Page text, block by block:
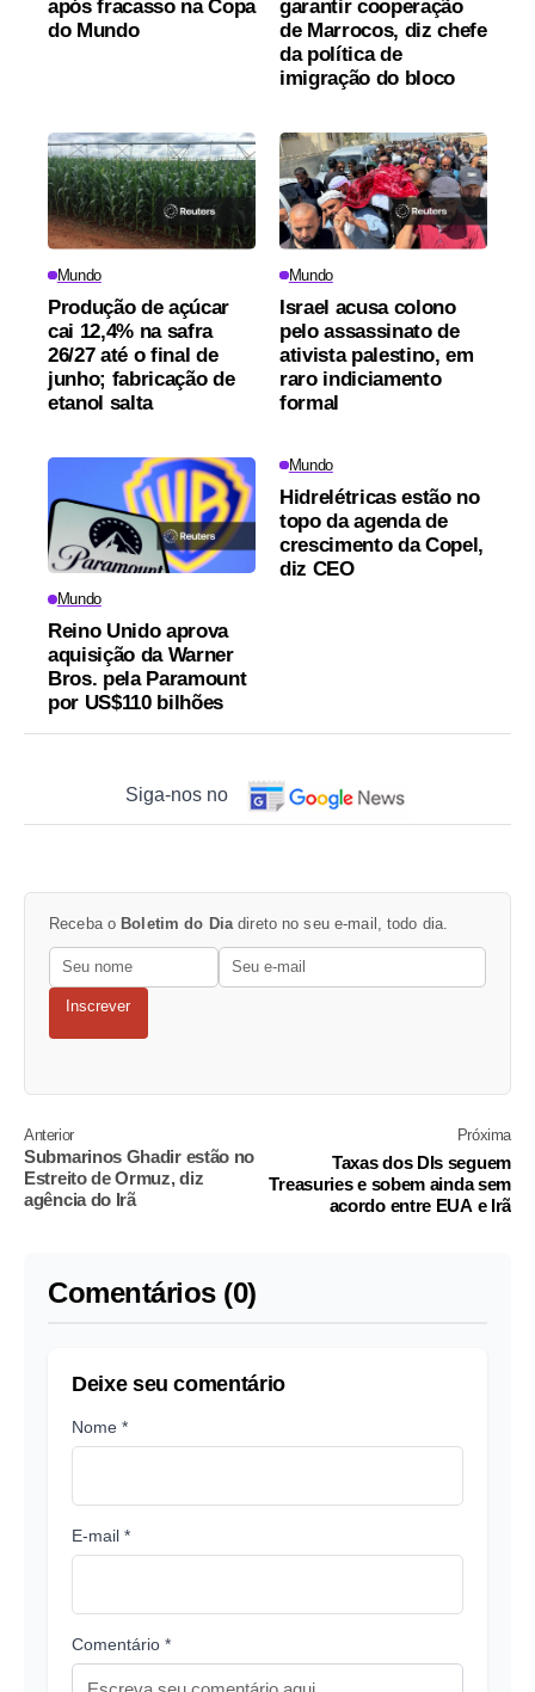
após fracasso na Copa
do Mundo
garantir cooperação
de Marrocos, diz chefe
da política de
imigração do bloco
Mundo
Produção de açúcar
cai 12,4% na safra
26/27 até o final de
junho; fabricação de
etanol salta
Mundo
Israel acusa colono
pelo assassinato de
ativista palestino, em
raro indiciamento
formal
Mundo
Reino Unido aprova
aquisição da Warner
Bros. pela Paramount
por US$110 bilhões
Mundo
Hidrelétricas estão no
topo da agenda de
crescimento da Copel,
diz CEO
Siga-nos no
Receba o Boletim do Diadireto no seu e-mail, todo dia.
Inscrever
Anterior
Submarinos Ghadir estão no
Estreito de Ormuz, diz
agência do Irã
Próxima
Taxas dos DIs seguem
Treasuries e sobem ainda sem
acordo entre EUA e Irã
Comentários (0)
Deixe seu comentário
Nome *
E-mail *
Comentário *